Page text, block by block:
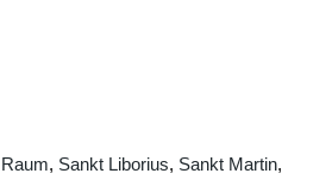
Sankt Liborius Sankt Martin